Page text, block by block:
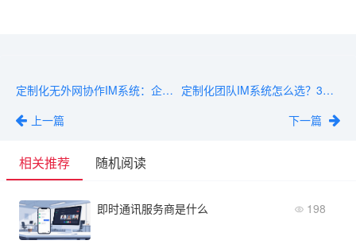
定制化无外网协作IM系统：企业内部高效沟通的秘密武器
上一篇
定制化团队IM系统怎么选？3个关键点帮你搞定
下一篇
相关推荐 随机阅读
即时通讯服务商是什么 198